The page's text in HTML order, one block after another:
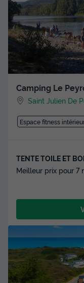
Camping Le
Saint Julien De
Espace fitness
TENTE TOILE ET
Meilleur prix pour 7